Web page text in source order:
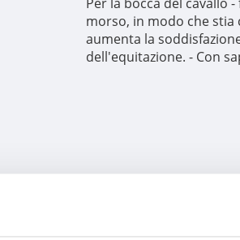
morso, in modo che
aumenta la
dell'equitazione. - Con